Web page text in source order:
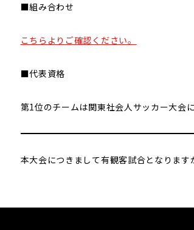
■組み合わせ
こちらよりご確認ください。
■代表資格
第1位のチームは関東社会人サッカー大会
本大会につきまして有観客試合となります